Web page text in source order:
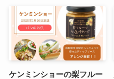
ケンミンショーの梨フルー